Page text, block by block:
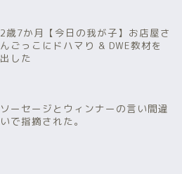
2歳7か月【今日の我が子】お店屋さ
んごっこにドハマり & DWE教材を
出した
ソーセージとウィンナーの言い間違
いで指摘された。